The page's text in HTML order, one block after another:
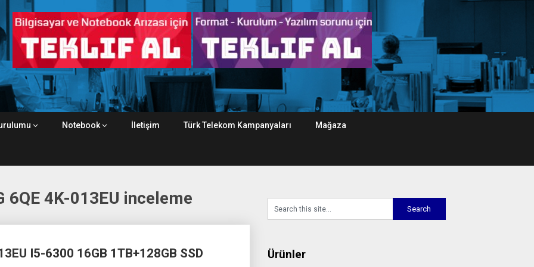
Notebook İletişim Türk Telekom Kampanyaları Mağaza
6QE 4K-013EU inceleme
I5-6300 16GB 1TB+128GB SSD
Ürünler